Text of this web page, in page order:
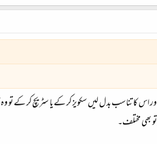
اس کا تناسب بدل لیں سکویز کر کے یا سٹریچ کر کے
بھی مختلف۔